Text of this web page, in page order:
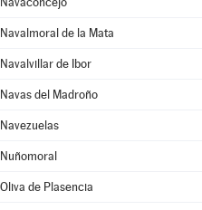
Navalmoral de la Mata
Navalvillar de Ibor
Navas del Madroño
Navezuelas
Nuñomoral
Oliva de Plasencia